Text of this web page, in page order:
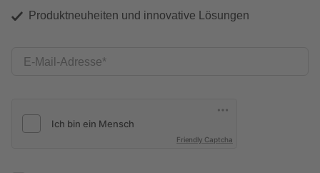
Produktneuheiten und innovative Lösungen
E-Mail-Adresse
Friendly Captcha